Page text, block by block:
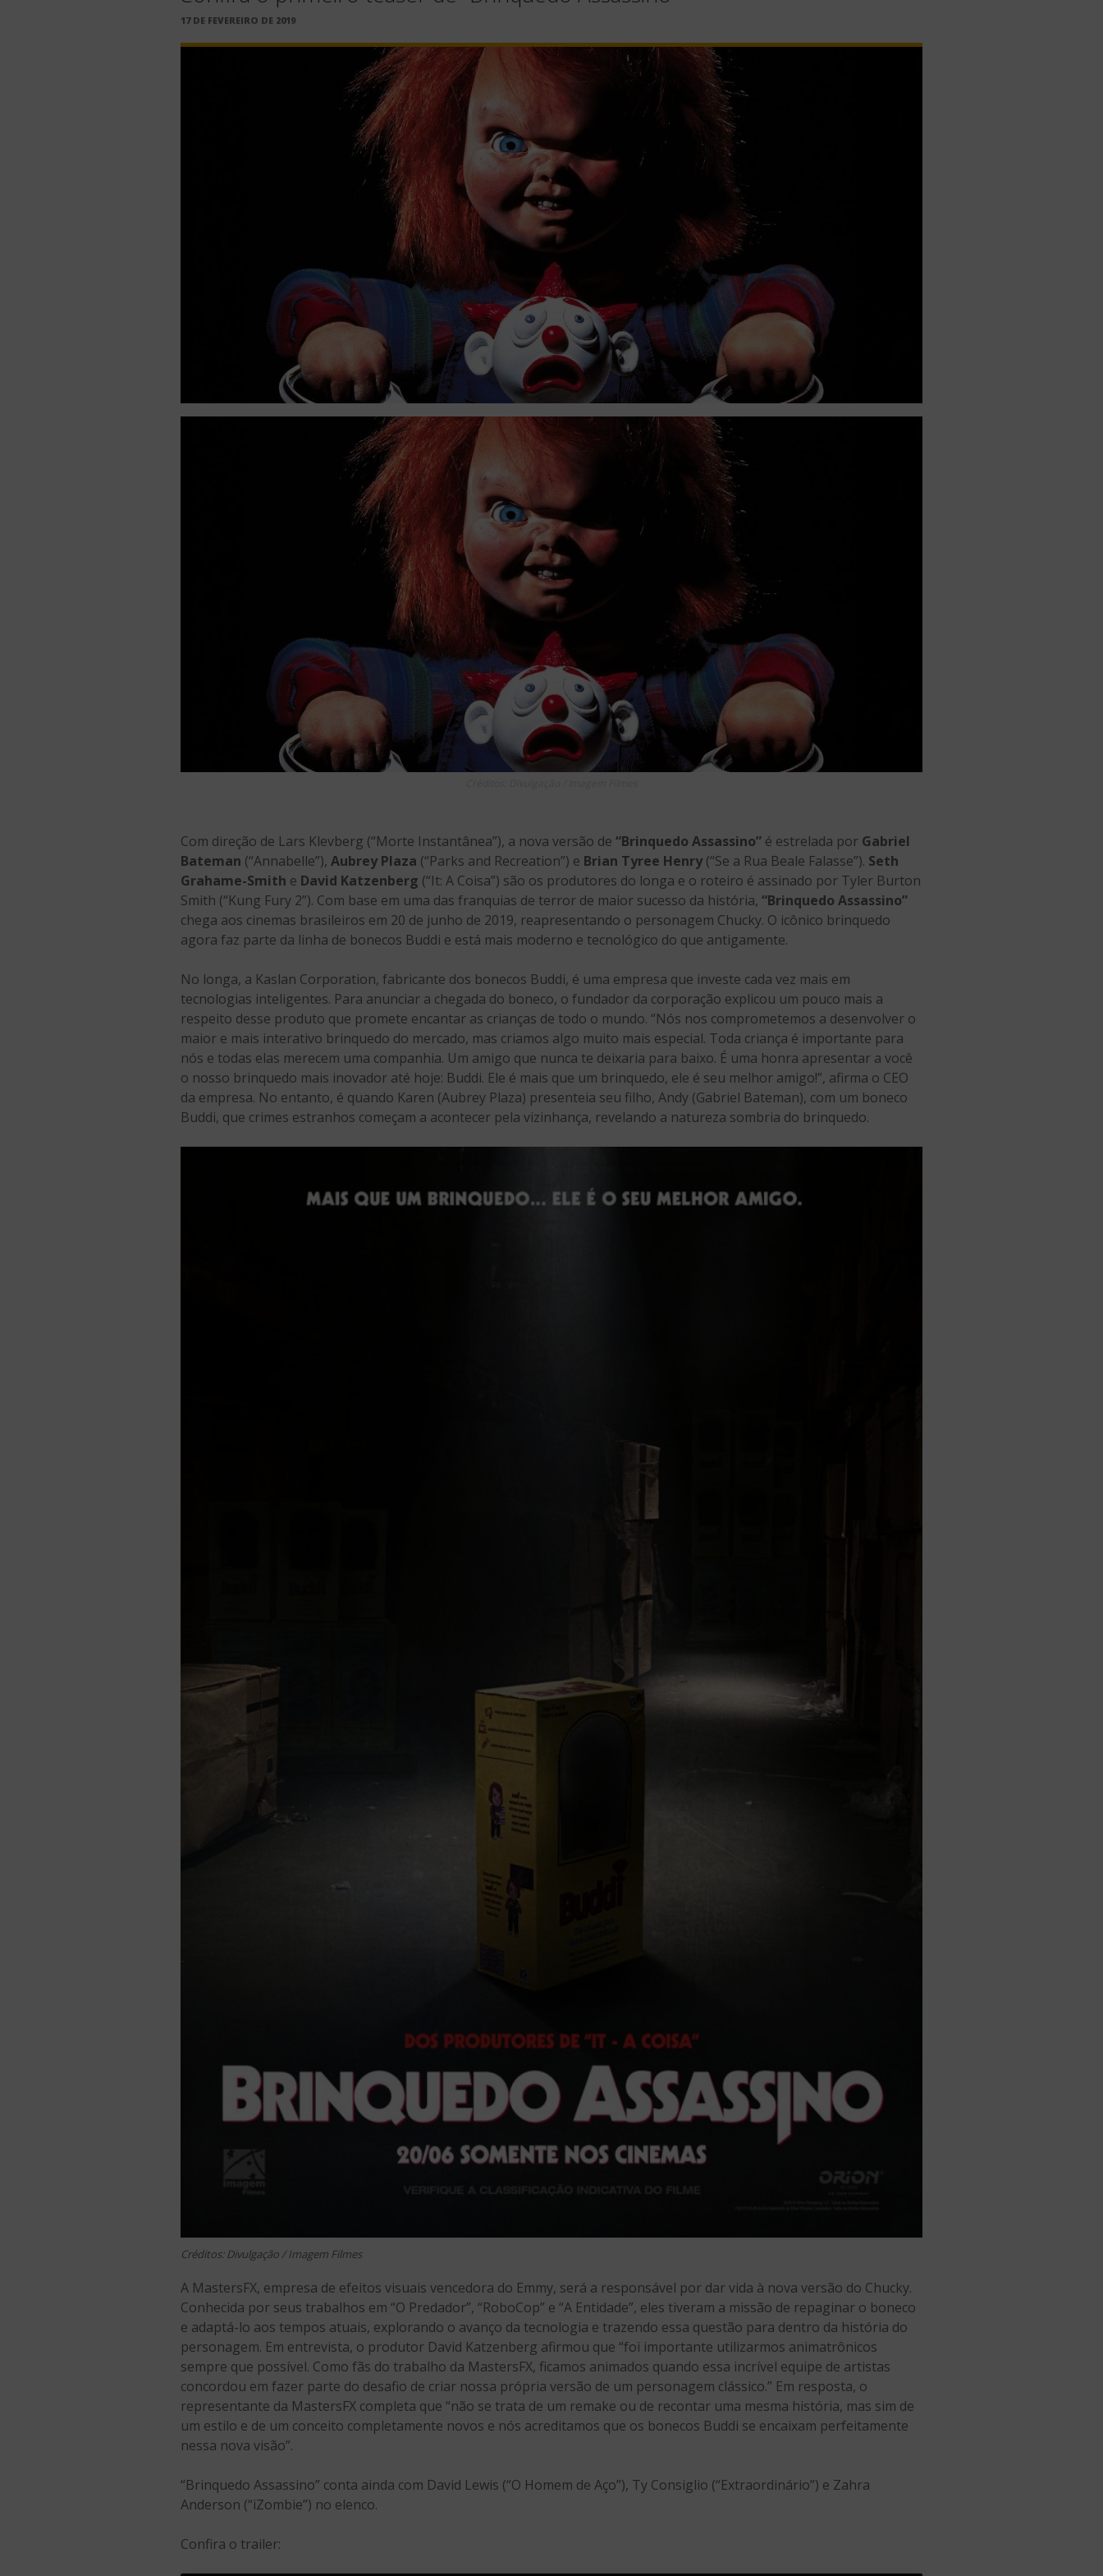
PUBLICADO
17 DE FEVEREIRO DE 2019
Com direção de Lars Klevberg (“Morte Instantânea”), a nova versão de “Brinquedo Assassino” é estrelada por Gabriel
Bateman (“Annabelle”), Aubrey Plaza (“Parks and Recreation”) e Brian Tyree Henry (“Se a Rua Beale Falasse”). Seth
Grahame-Smith e David Katzenberg (“It: A Coisa”) são os produtores do longa e o roteiro é assinado por Tyler Burton
Smith (“Kung Fury 2”). Com base em uma das franquias de terror de maior sucesso da história, “Brinquedo Assassino”
chega aos cinemas brasileiros em 20 de junho de 2019, reapresentando o personagem Chucky. O icônico brinquedo
agora faz parte da linha de bonecos Buddi e está mais moderno e tecnológico do que antigamente.
No longa, a Kaslan Corporation, fabricante dos bonecos Buddi, é uma empresa que investe cada vez mais em
tecnologias inteligentes. Para anunciar a chegada do boneco, o fundador da corporação explicou um pouco mais a
respeito desse produto que promete encantar as crianças de todo o mundo. “Nós nos comprometemos a desenvolver o
maior e mais interativo brinquedo do mercado, mas criamos algo muito mais especial. Toda criança é importante para
nós e todas elas merecem uma companhia. Um amigo que nunca te deixaria para baixo. É uma honra apresentar a você
o nosso brinquedo mais inovador até hoje: Buddi. Ele é mais que um brinquedo, ele é seu melhor amigo!”, afirma o CEO
da empresa. No entanto, é quando Karen (Aubrey Plaza) presenteia seu filho, Andy (Gabriel Bateman), com um boneco
Buddi, que crimes estranhos começam a acontecer pela vizinhança, revelando a natureza sombria do brinquedo.
Créditos: Divulgação / Imagem Filmes
A MastersFX, empresa de efeitos visuais vencedora do Emmy, será a responsável por dar vida à nova versão do Chucky.
Conhecida por seus trabalhos em “O Predador”, “RoboCop” e “A Entidade”, eles tiveram a missão de repaginar o boneco
e adaptá-lo aos tempos atuais, explorando o avanço da tecnologia e trazendo essa questão para dentro da história do
personagem. Em entrevista, o produtor David Katzenberg afirmou que “foi importante utilizarmos animatrônicos
sempre que possível. Como fãs do trabalho da MastersFX, ficamos animados quando essa incrível equipe de artistas
concordou em fazer parte do desafio de criar nossa própria versão de um personagem clássico.” Em resposta, o
representante da MastersFX completa que “não se trata de um remake ou de recontar uma mesma história, mas sim de
um estilo e de um conceito completamente novos e nós acreditamos que os bonecos Buddi se encaixam perfeitamente
nessa nova visão”.
“Brinquedo Assassino” conta ainda com David Lewis (“O Homem de Aço”), Ty Consiglio (“Extraordinário”) e Zahra
Anderson (“iZombie”) no elenco.
Confira o trailer: